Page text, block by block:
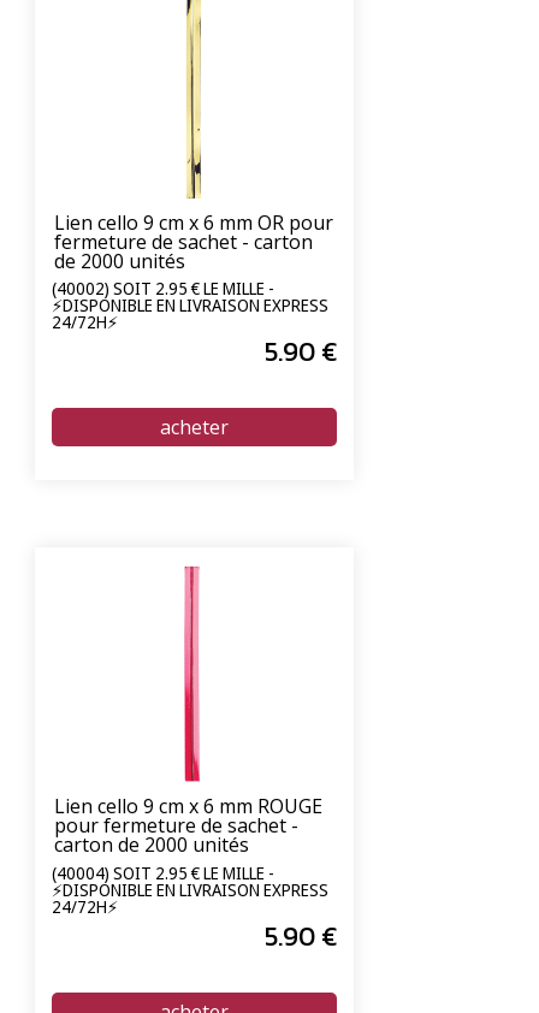
Lien cello 9 cm x 6 mm OR pour
fermeture de sachet - carton
de 2000 unités
(40002) SOIT 2.95 € LE MILLE -
⚡DISPONIBLE EN LIVRAISON EXPRESS
24/72H⚡
5.90€
Lien cello 9 cm x 6 mm ROUGE
pour fermeture de sachet -
carton de 2000 unités
(40004) SOIT 2.95 € LE MILLE -
⚡DISPONIBLE EN LIVRAISON EXPRESS
24/72H⚡
5.90€